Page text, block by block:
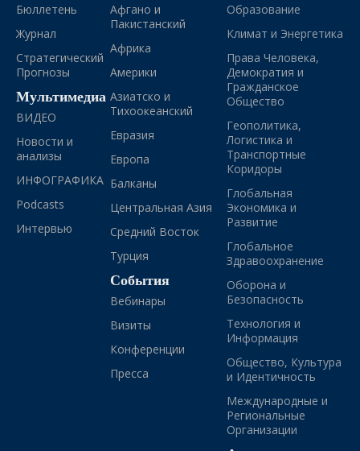
Бюллетень
Журнал
Стратегический
Прогнозы
Мультимедиа
ВИДЕО
Новости и
анализы
ИНФОГРАФИКА
Podcasts
Интервью
Афгано и
Пакистанский
Африка
Америки
Азиатско и
Тихоокеанский
Евразия
Европа
Балканы
Центральная Азия
Средний Восток
Турция
События
Вебинары
Визиты
Конференции
Пресса
Образование
Климат и Энергетика
Права Человека,
Демократия и
Гражданское
Общество
Геополитика,
Логистика и
Транспортные
Коридоры
Глобальная
Экономика и
Развитие
Глобальное
Здравоохранение
Оборона и
Безопасность
Технология и
Информация
Общество, Культура
и Идентичность
Международные и
Региональные
Организации